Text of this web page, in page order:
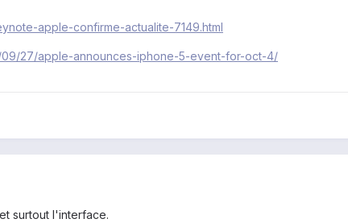
apple-confirme-actualite-7149.html
09/27/apple-announces-iphone-5-event-for-oct-4/
surtout l'interface.